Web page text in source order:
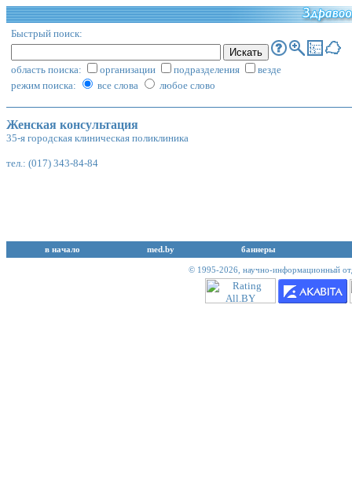
Быстрый поиск:
область поиска: организации подразделения
везде
режим поиска:
все слова любое слово
Женская консультация
35-я городская клиническая поликлиника
тел.: (017) 343-84-84
в начало med.by баннеры
© 1995-2026, научно-информационный